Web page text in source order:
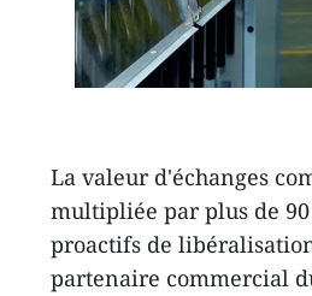
La valeur d'échanges
multipliée par plus de
proactifs de
partenaire commercial